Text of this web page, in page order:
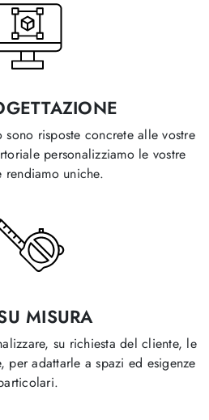
risposte concrete alle vostre
personalizziamo le vostre
rendiamo uniche.
MISURA
su richiesta del cliente, le
per adattarle a spazi ed esigenze